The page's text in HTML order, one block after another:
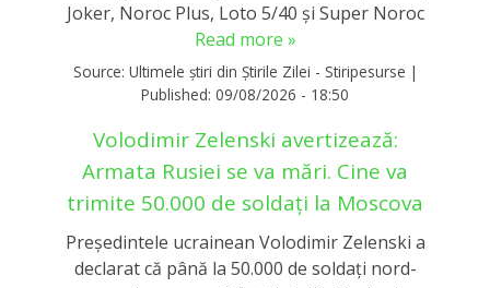
Joker, Noroc Plus, Loto 5/40 și Super Noroc
Read more »
Source: Ultimele știri din Știrile Zilei - Stiripesurse |
Published: 09/08/2026 - 18:50
Volodimir Zelenski avertizează:
Armata Rusiei se va mări. Cine va
trimite 50.000 de soldați la Moscova
Președintele ucrainean Volodimir Zelenski a
declarat că până la 50.000 de soldați nord-